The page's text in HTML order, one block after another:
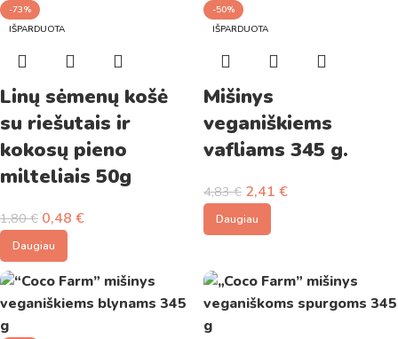
-73%
IŠPARDUOTA
Linų sėmenų košė
su riešutais ir
kokosų pieno
milteliais 50g
1,80€ 0,48 €
Daugiau
-50%
IŠPARDUOTA
Mišinys
veganiškiems
vafliams 345 g.
4,83€ 2,41 €
Daugiau